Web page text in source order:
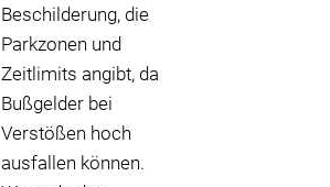
Beschilderung, die
Parkzonen und
Zeitlimits angibt, da
Bußgelder bei
Verstößen hoch
ausfallen können.